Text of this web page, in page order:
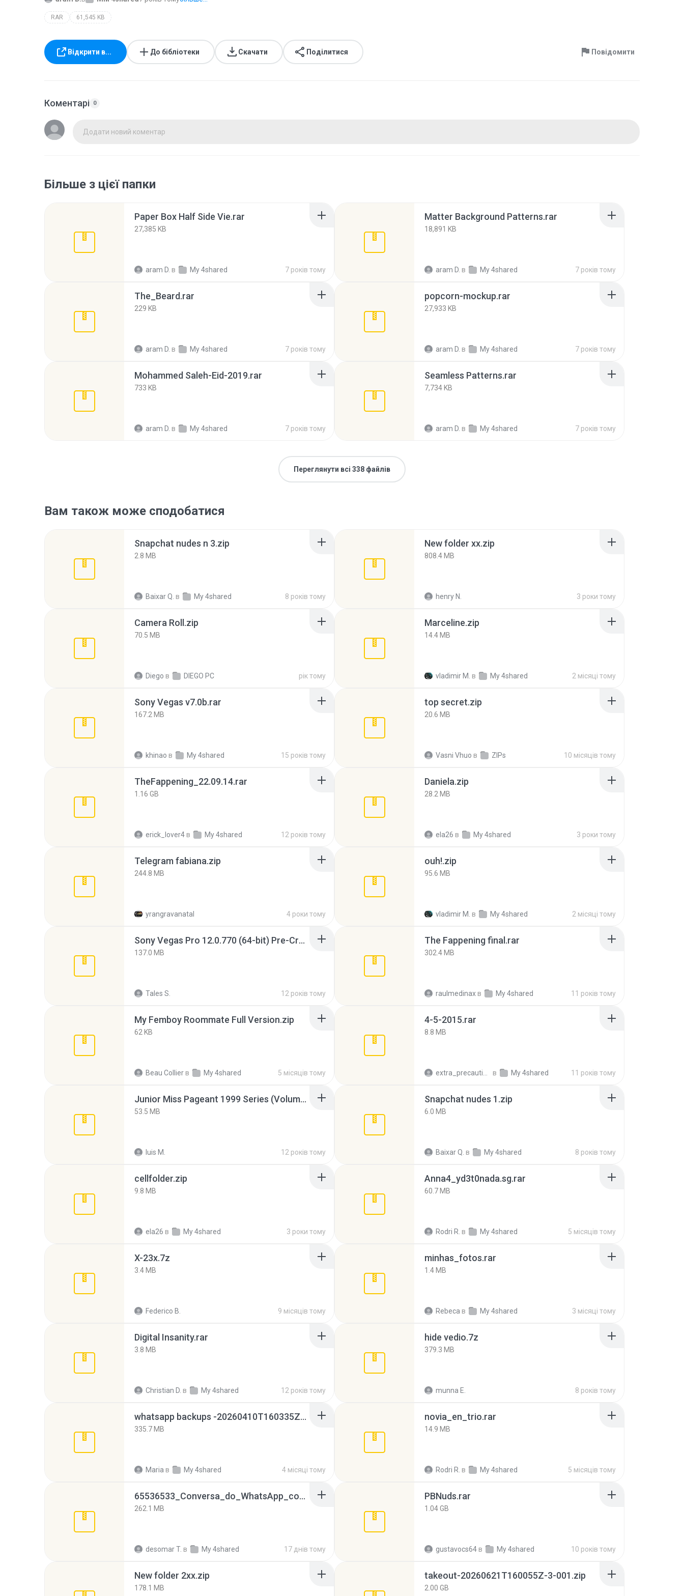
RAR 61,545 KB
Відкрити в... До бібліотеки Скачати Поділитися Повідомити
Коментарі 0
Додати новий коментар
Більше з цієї папки
Paper Box Half Side Vie.rar
27,385 KB
aram D. в My 4shared 7 років тому
Matter Background Patterns.rar
18,891 KB
aram D. в My 4shared 7 років тому
The_Beard.rar
229 KB
aram D. в My 4shared 7 років тому
popcorn-mockup.rar
27,933 KB
aram D. в My 4shared 7 років тому
Mohammed Saleh-Eid-2019.rar
733 KB
aram D. в My 4shared 7 років тому
Seamless Patterns.rar
7,734 KB
aram D. в My 4shared 7 років тому
Переглянути всі 338 файлів
Вам також може сподобатися
Snapchat nudes n 3.zip
2.8 MB
Baixar Q. в My 4shared 8 років тому
New folder xx.zip
808.4 MB
henry N. 3 роки тому
Camera Roll.zip
70.5 MB
Diego в DIEGO PC рік тому
Marceline.zip
14.4 MB
vladimir M. в My 4shared 2 місяці тому
Sony Vegas v7.0b.rar
167.2 MB
khinao в My 4shared 15 років тому
top secret.zip
20.6 MB
Vasni Vhuo в ZIPs 10 місяців тому
TheFappening_22.09.14.rar
1.16 GB
erick_lover4 в My 4shared 12 років тому
Daniela.zip
28.2 MB
ela26 в My 4shared 3 роки тому
Telegram fabiana.zip
244.8 MB
yrangravanatal 4 роки тому
ouh!.zip
95.6 MB
vladimir M. в My 4shared 2 місяці тому
Sony Vegas Pro 12.0.770 (64-bit) Pre-Cracked.zip
137.0 MB
Tales S. 12 років тому
The Fappening final.rar
302.4 MB
raulmedinax в My 4shared 11 років тому
My Femboy Roommate Full Version.zip
62 KB
Beau Collier в My 4shared 5 місяців тому
4-5-2015.rar
8.8 MB
в My 4shared 11 років тому
Junior Miss Pageant 1999 Series (Volume I Part I NC 6).7z
53.5 MB
luis M. 12 років тому
Snapchat nudes 1.zip
6.0 MB
Baixar Q. в My 4shared 8 років тому
cellfolder.zip
9.8 MB
ela26 в My 4shared 3 роки тому
Anna4_yd3t0nada.sg.rar
60.7 MB
Rodri R. в My 4shared 5 місяців тому
X-23x.7z
3.4 MB
Federico B. 9 місяців тому
minhas_fotos.rar
1.4 MB
Rebeca в My 4shared 3 місяці тому
Digital Insanity.rar
3.8 MB
Christian D. в My 4shared 12 років тому
hide vedio.7z
379.3 MB
munna E. 8 років тому
whatsapp backups -20260410T160335Z-3-001.zip
335.7 MB
Maria в My 4shared 4 місяці тому
novia_en_trio.rar
14.9 MB
Rodri R. в My 4shared 5 місяців тому
65536533_Conversa_do_WhatsApp_com_Meu_Esposo.zip
262.1 MB
desomar T. в My 4shared 17 днів тому
PBNuds.rar
1.04 GB
gustavocs64 в My 4shared 10 років тому
New folder 2xx.zip
178.1 MB
takeout-20260621T160055Z-3-001.zip
2.00 GB